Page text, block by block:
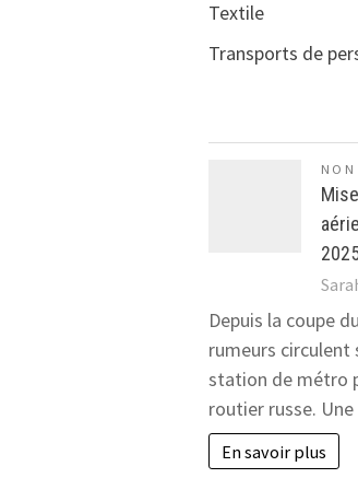
Textile
Transports de
NON
Depuis la coupe
rumeurs circulent
station de métro
routier russe.
En savoir plus